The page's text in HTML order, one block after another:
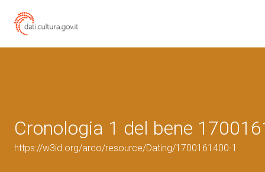
Cronologia 1 del bene
https://w3id.org/arco/resource/Dating/1700161400-1